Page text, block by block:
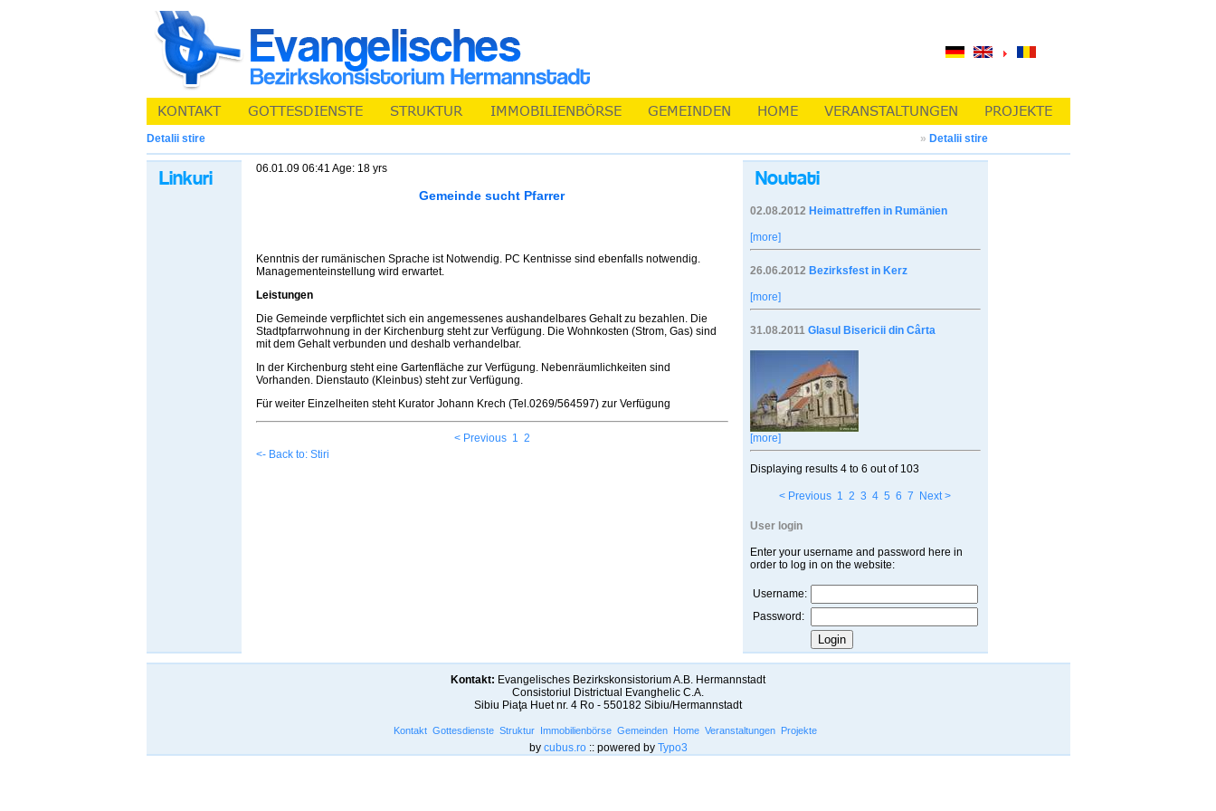
Detalii stire » Detalii stire
06.01.09 06:41 Age: 18 yrs
Gemeinde sucht Pfarrer
Kenntnis der rumänischen Sprache ist Notwendig. PC Kentnisse sind ebenfalls notwendig.
Managementeinstellung wird erwartet.
Leistungen
Die Gemeinde verpflichtet sich ein angemessenes aushandelbares Gehalt zu bezahlen. Die
Stadtpfarrwohnung in der Kirchenburg steht zur Verfügung. Die Wohnkosten (Strom, Gas) sind
mit dem Gehalt verbunden und deshalb verhandelbar.
In der Kirchenburg steht eine Gartenfläche zur Verfügung. Nebenräumlichkeiten sind
Vorhanden. Dienstauto (Kleinbus) steht zur Verfügung.
Für weiter Einzelheiten steht Kurator Johann Krech (Tel.0269/564597) zur Verfügung
< Previous 1 2
<- Back to: Stiri
02.08.2012 Heimattreffen in Rumänien
[more]
26.06.2012 Bezirksfest in Kerz
[more]
31.08.2011 Glasul Bisericii din Cârta
[more]
Displaying results 4 to 6 out of 103
< Previous 1 2 3 4 5 6 7 Next >
User login
Enter your username and password here in
order to log in on the website:
Username:
Password:
Kontakt: Evangelisches Bezirkskonsistorium A.B. Hermannstadt
Consistoriul Districtual Evanghelic C.A.
Sibiu Piaţa Huet nr. 4 Ro - 550182 Sibiu/Hermannstadt
Kontakt Gottesdienste Struktur Immobilienbörse Gemeinden Home Veranstaltungen Projekte
by cubus.ro:: powered by Typo3